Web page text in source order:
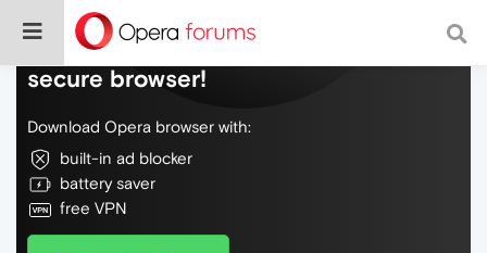
Do more on the web, with a fast and
secure browser!
Download Opera browser with:
built-in ad blocker
battery saver
free VPN